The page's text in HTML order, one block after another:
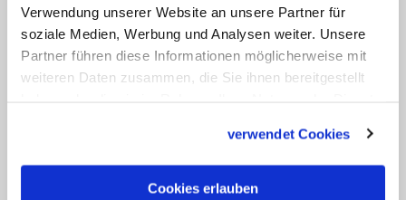
Verwendung unserer Website an unsere Partner für
soziale Medien, Werbung und Analysen weiter. Unsere
Partner führen diese Informationen möglicherweise mit
weiteren Daten zusammen, die Sie ihnen bereitgestellt
verwendet Cookies
Cookies erlauben
die Frage, was passiert, wenn der Heilige
Abend auf einen Sonntag fällt. Muss der
vierte Adventssonntag in diesem Fall eine
mit Heiligabend zusammen? Weil das in
gehandhabt wurde, verlangte der